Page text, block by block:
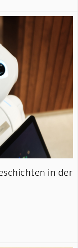
in der